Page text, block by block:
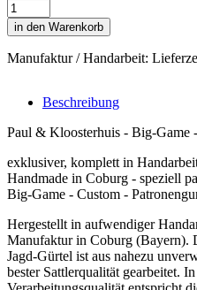
in den Warenkorb
Manufaktur / Handarbeit:
Beschreibung
Paul & Kloosterhuis - Big-Game
exklusiver, komplett in
Handmade in Coburg - speziell
Big-Game - Custom -
Hergestellt in aufwendiger
Manufaktur in Coburg (Bayern).
Jagd-Gürtel ist aus nahezu
bester Sattlerqualität gearbeitet.